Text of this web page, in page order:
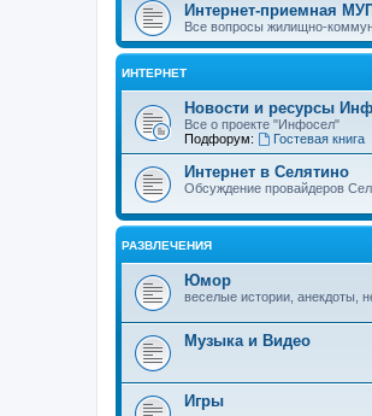
Интернет-приемная
Все вопросы жилищно-
ИНТЕРНЕТ
Новости и ресурсы
Все о проекте "Инфосел"
Подфорум:
Гостевая книга
Интернет в Селятино
Обсуждение провайдеров
РАЗВЛЕЧЕНИЯ
Юмор
веселые истории, анекдоты,
Музыка и Видео
Игры